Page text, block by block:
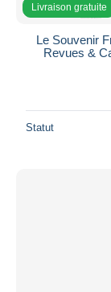
Livraison gratuite
Le Souvenir
Revues &
Statut